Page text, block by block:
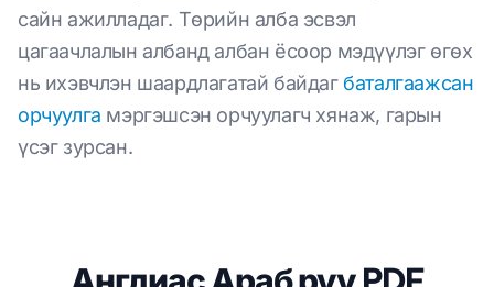
сайн ажилладаг. Төрийн алба эсвэл
цагаачлалын албанд албан ёсоор мэдүүлэг өгөх
нь ихэвчлэн шаардлагатай байдаг баталгаажсан
орчуулга мэргэшсэн орчуулагч хянаж, гарын
үсэг зурсан.